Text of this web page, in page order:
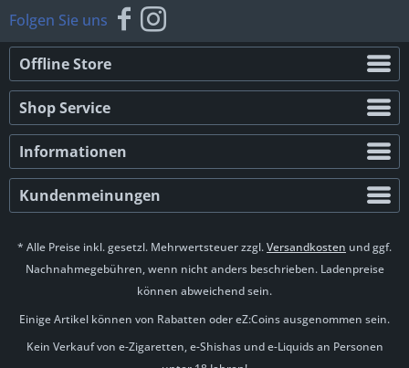
Folgen Sie uns
Offline Store
Shop Service
Informationen
Kundenmeinungen
* Alle Preise inkl. gesetzl. Mehrwertsteuer zzgl.Versandkosten und ggf.
Nachnahmegebühren, wenn nicht anders beschrieben. Ladenpreise
können abweichend sein.
Einige Artikel können von Rabatten oder eZ:Coins ausgenommen sein.
Kein Verkauf von e-Zigaretten, e-Shishas und e-Liquids an Personen